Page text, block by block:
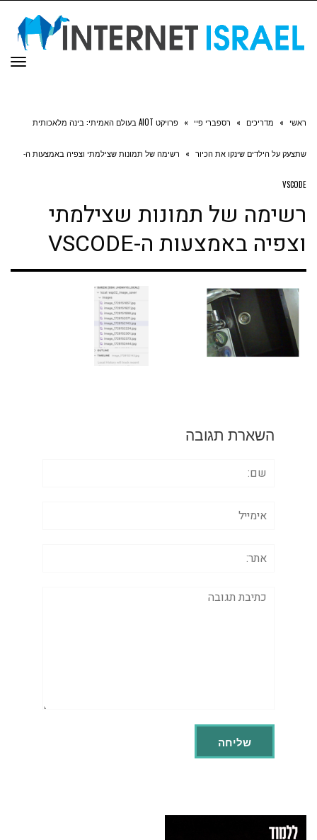
ראשי » מדריכים » רספברי פיי » פרויקט AIOT בעולם האמיתי: בינה מלאכותית
שתצעק על הילדים שינקו את הכיור » רשימה של תמונות שצילמתי וצפיה באמצעות ה-
VSCODE
רשימה של תמונות שצילמתי
וצפיה באמצעות ה-VSCODE
השארת תגובה
תגובה